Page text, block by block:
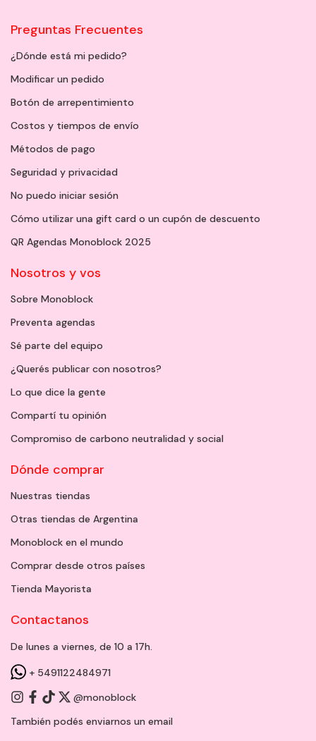
Preguntas Frecuentes
¿Dónde está mi pedido?
Modificar un pedido
Botón de arrepentimiento
Costos y tiempos de envío
Métodos de pago
Seguridad y privacidad
No puedo iniciar sesión
Cómo utilizar una gift card o un cupón de descuento
QR Agendas Monoblock 2025
Nosotros y vos
Sobre Monoblock
Preventa agendas
Sé parte del equipo
¿Querés publicar con nosotros?
Lo que dice la gente
Compartí tu opinión
Compromiso de carbono neutralidad y social
Dónde comprar
Nuestras tiendas
Otras tiendas de Argentina
Monoblock en el mundo
Comprar desde otros países
Tienda Mayorista
Contactanos
De lunes a viernes, de 10 a 17h.
+ 5491122484971
@monoblock
También podés enviarnos un email